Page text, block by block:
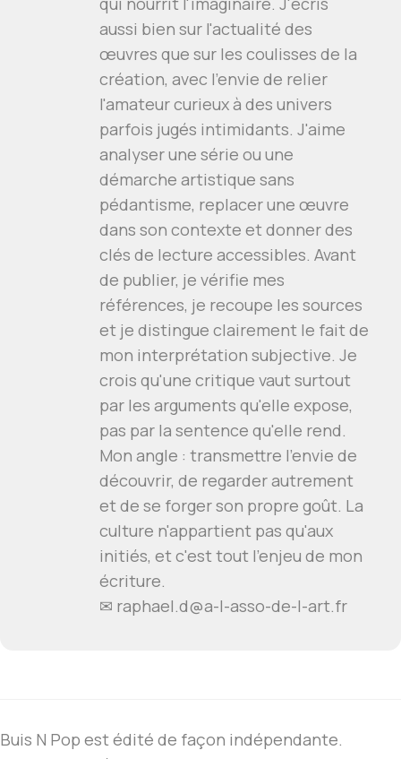
aussi bien sur l'actualité des
œuvres que sur les coulisses de la
création, avec l'envie de relier
l'amateur curieux à des univers
parfois jugés intimidants. J'aime
analyser une série ou une
démarche artistique sans
pédantisme, replacer une œuvre
dans son contexte et donner des
clés de lecture accessibles. Avant
de publier, je vérifie mes
références, je recoupe les sources
et je distingue clairement le fait de
mon interprétation subjective. Je
crois qu'une critique vaut surtout
par les arguments qu'elle expose,
pas par la sentence qu'elle rend.
Mon angle : transmettre l'envie de
découvrir, de regarder autrement
et de se forger son propre goût. La
culture n'appartient pas qu'aux
initiés, et c'est tout l'enjeu de mon
écriture.
✉ raphael.d@a-l-asso-de-l-art.fr
Buis N Pop est édité de façon indépendante.